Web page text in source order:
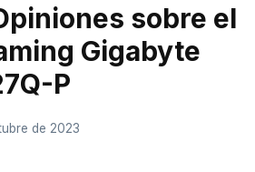
sobre el
Gigabyte
P
de 2023